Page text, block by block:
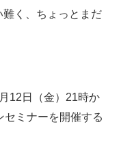
く、ちょっとまだ
12日（金）21時か
セミナーを開催する